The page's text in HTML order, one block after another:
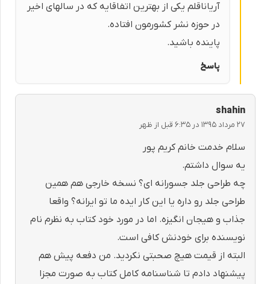
آریاناقلم یکی از بهترین اتفاقایه که در سالهای اخیر
در حوزه نشر کشورمون افتاده.
پاینده باشید.
پاسخ
shahin
۲۷ مرداد ۱۳۹۵ در ۶:۳۵ قبل از ظهر
سلام خدمت خانم کریم پور
یه سوال داشتم.
چه طراحی جلد جسورانه ای؟ نسخه خارجی هم همین
طراحی جلد رو داره یا این کار ایده ما تو ایرانه؟ واقعا
جذاب و هیجان انگیزه. اما در مورد خود کتاب به نظرم نام
نویسنده برای خودنش کافی است.
البته از قیمت هیچ صحبتی نکردید. من دفعه پیش هم
پیشنهاد دادم تا شناسنامه کامل کتاب به صورت مجزا